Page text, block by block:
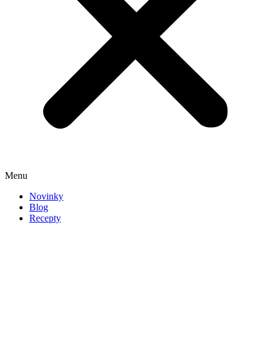
Menu
Novinky
Blog
Recepty